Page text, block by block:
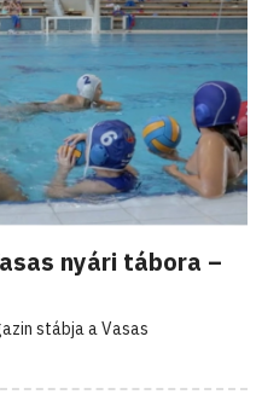
nyári tábora –
stábja a Vasas